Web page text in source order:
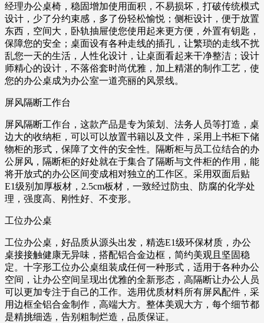
经理办公桌椅，稳固增加使用面积，不易损坏，打破传统模式
设计，少了分约束感，多了份轻松愉悦；侧柜设计，便于放置
东西，空间大，卧轨抽屉使您使用起来更方便，外置有钥匙，
保障您的安全；桌面设有各种走线的插孔，让繁琐的走线不扰
乱您一天的生活，人性化设计，让桌面看起来干净整洁；设计
师精心的设计，不落俗套时尚优雅，加上精湛的制作工艺，使
您的办公桌成为办公室一道亮丽的风景线。
屏风隔断工作台
屏风隔断工作台，这款产品是专为策划、法务人员等打造，桌
边大的收纳柜，可以可以放置书籍以及文件，采用上书柜下储
物柜的形式，保障了文件的安全性。隔断柜与员工位结合的办
公屏风，隔断柜的好处就在于集合了隔断与文件柜的作用，能
将开放式的办公区间变成相对独立的工作区。采用双面后贴
E1级别加厚板材，2.5cm板材，一致经过防虫、防腐的化学处
理，强度高、刚性好、不变形。
工位办公桌
工位办公桌，好品质从源头出发，精选E1级环保材质，办公
桌接接触健康无异味，搭配铝合金边框，简约美观且坚固稳
定。十字形工位办公桌组装成任何一种形式，适用于各种办公
空间，让办公空间呈现出优雅的全新形态，高隔断让办公人员
可以更加专注于自己的工作。选用优质材料所有屏风配件，采
用边框全铝合金制作，高端大方。整体美观大方，每个细节都
是精挑细选，告别粗制烂造，品质保证。